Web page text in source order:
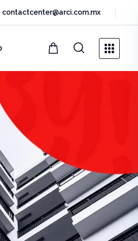
contactcenter@arci.com.mx